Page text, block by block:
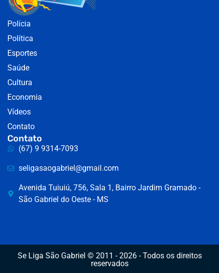
Polícia
Política
Esportes
Saúde
Cultura
Economia
Vídeos
Contato
Contato
(67) 9 9314-7093
seligasaogabriel@gmail.com
Avenida Tuiuiú, 756, Sala 1, Bairro Jardim Gramado -
São Gabriel do Oeste - MS
Se Liga São Gabriel © 2011 - 2026 - Todos os direitos
reservados